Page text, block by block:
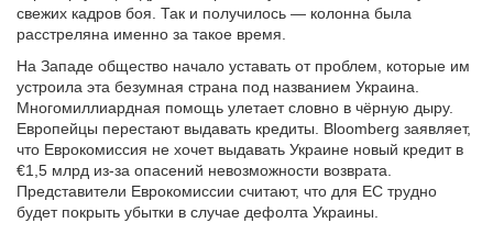
свежих кадров боя. Так и получилось — колонна была
расстреляна именно за такое время.
На Западе общество начало уставать от проблем, которые им
устроила эта безумная страна под названием Украина.
Многомиллиардная помощь улетает словно в чёрную дыру.
Европейцы перестают выдавать кредиты. Bloomberg заявляет,
что Еврокомиссия не хочет выдавать Украине новый кредит в
€1,5 млрд из-за опасений невозможности возврата.
Представители Еврокомиссии считают, что для ЕС трудно
будет покрыть убытки в случае дефолта Украины.